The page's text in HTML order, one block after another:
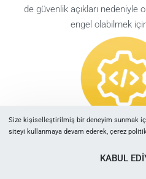
de güvenlik açıkları nedeniyle
engel olabilmek
Size kişiselleştirilmiş bir deneyim sunmak
siteyi kullanmaya devam ederek, çerez
KABUL